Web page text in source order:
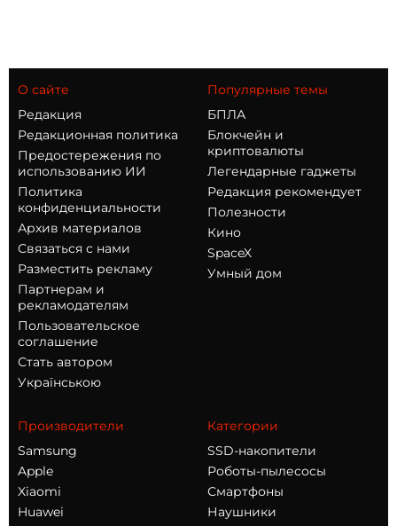
О сайте
Редакция
Редакционная политика
Предостережения по
использованию ИИ
Политика
конфиденциальности
Архив материалов
Связаться с нами
Разместить рекламу
Партнерам и
рекламодателям
Пользовательское
соглашение
Стать автором
Українською
Популярные темы
БПЛА
Блокчейн и
криптовалюты
Легендарные гаджеты
Редакция рекомендует
Полезности
Кино
SpaceX
Умный дом
Производители
Samsung
Apple
Xiaomi
Huawei
Категории
SSD-накопители
Роботы-пылесосы
Смартфоны
Наушники